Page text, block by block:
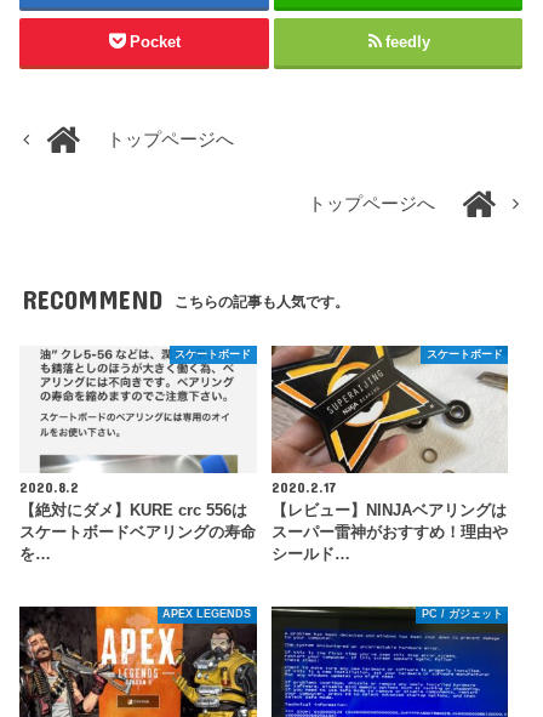
Pocket feedly
トップページへ
トップページへ
RECOMMEND こちらの記事も人気です。
スケートボード
2020.8.2
【絶対にダメ】KURE crc 556は
スケートボードベアリングの寿命
を…
スケートボード
2020.2.17
【レビュー】NINJAベアリングは
スーパー雷神がおすすめ！理由や
シールド…
APEX LEGENDS PC / ガジェット